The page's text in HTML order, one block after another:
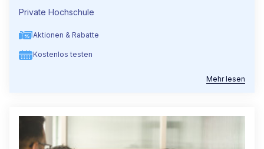
Private Hochschule
Aktionen & Rabatte
Kostenlos testen
Mehr lesen